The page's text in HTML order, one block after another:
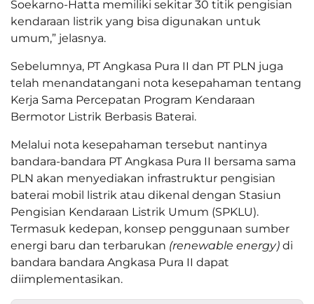
Soekarno-Hatta memiliki sekitar 30 titik pengisian
kendaraan listrik yang bisa digunakan untuk
umum,” jelasnya.
Sebelumnya, PT Angkasa Pura II dan PT PLN juga
telah menandatangani nota kesepahaman tentang
Kerja Sama Percepatan Program Kendaraan
Bermotor Listrik Berbasis Baterai.
Melalui nota kesepahaman tersebut nantinya
bandara-bandara PT Angkasa Pura II bersama sama
PLN akan menyediakan infrastruktur pengisian
baterai mobil listrik atau dikenal dengan Stasiun
Pengisian Kendaraan Listrik Umum (SPKLU).
Termasuk kedepan, konsep penggunaan sumber
energi baru dan terbarukan (renewable energy) di
bandara bandara Angkasa Pura II dapat
diimplementasikan.